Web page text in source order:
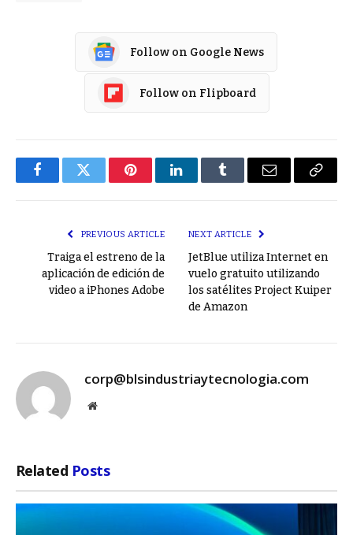
Follow on Google News
Follow on Flipboard
FacebookTwitter PinterestLinkedInTumblr Email
Copy
PREVIOUS ARTICLE
Traiga el estreno de la
aplicación de edición de
video a iPhones Adobe
NEXT ARTICLE
JetBlue utiliza Internet en
vuelo gratuito utilizando
los satélites Project Kuiper
de Amazon
corp@blsindustriaytecnologia.com
Website
Related Posts